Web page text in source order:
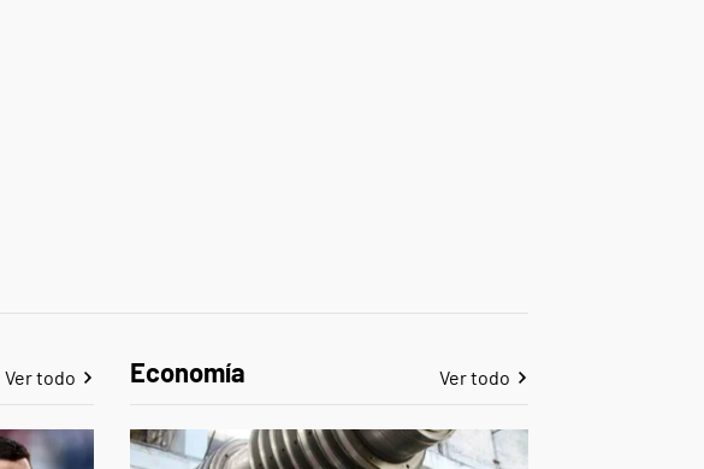
Ver todo Economía Ver todo